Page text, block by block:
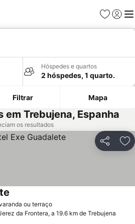
Favoritos
Iniciar
Hóspedes e quartos
2 hóspedes, 1 quarto.
Filtrar Mapa
em Trebujena, Espanha
os resultados
Partilhar
ou terraço
da Frontera, a 19.6 km de Trebujena